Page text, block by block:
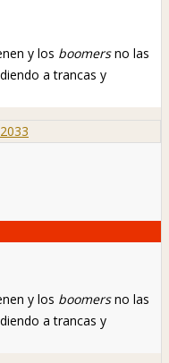
y los boomersno las
a trancas y
y los boomersno las
a trancas y